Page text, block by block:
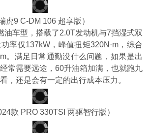
瑞虎9 C-DM 106 超享版）
车型，搭载了2.0T发动机与7挡湿式双
率仅137kW，峰值扭矩320N·m，综合
。满足日常通勤没什么问题，如果是出
常需要远途，60升油箱加满，也就跑九
，还是会有一定的出行成本压力。
款 PRO 330TSI 两驱智行版）